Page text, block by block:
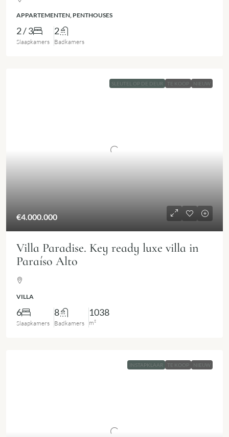
APPARTEMENTEN, PENTHOUSES
2 / 3
Slaapkamers
2
Badkamers
SLEUTEL OP DE DEUR TE KOOP NIEUW
€4.000.000
Villa Paradise. Key ready luxe villa in
Paraíso Alto
VILLA
6
Slaapkamers
8
Badkamers
1038
m²
INSTAPKLAAR TE KOOP NIEUW